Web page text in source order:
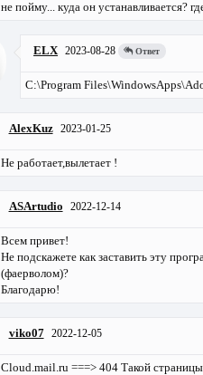
не пойму... куда он устанавливается?
ELX 2023-08-28 Ответ
C:\Program
AlexKuz 2023-01-25
Не работает,вылетает !
ASArtudio 2022-12-14
Всем привет!
Не подскажете как заставить эту
(фаерволом)?
Благодарю!
viko07 2022-12-05
Cloud.mail.ru ===> 404 Такой